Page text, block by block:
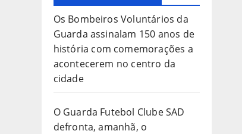
Os Bombeiros Voluntários da
Guarda assinalam 150 anos de
história com comemorações a
acontecerem no centro da
cidade
O Guarda Futebol Clube SAD
defronta, amanhã, o